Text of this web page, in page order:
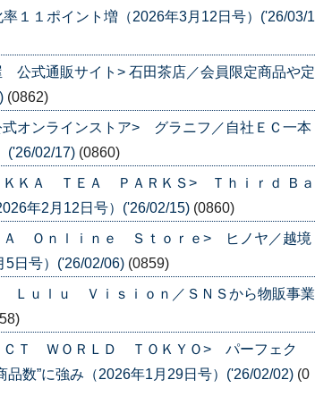
１１ポイント増（2026年3月12日号）('26/03/1
公式通販サイト> 石田茶店／会員限定商品や定
(0862)
オンラインストア> グラニフ／自社ＥＣ一本
('26/02/17) (0860)
ＫＫＡ ＴＥＡ ＰＡＲＫＳ> Ｔｈｉｒｄ Ｂａ
年2月12日号）('26/02/15) (0860)
Ａ Ｏｎｌｉｎｅ Ｓｔｏｒｅ> ヒノヤ／越境
5日号）('26/02/06) (0859)
Ｌｕｌｕ Ｖｉｓｉｏｎ／ＳＮＳから物販事業
ＣＴ ＷＯＲＬＤ ＴＯＫＹＯ> パーフェク
品数”に強み（2026年1月29日号）('26/02/02) (0